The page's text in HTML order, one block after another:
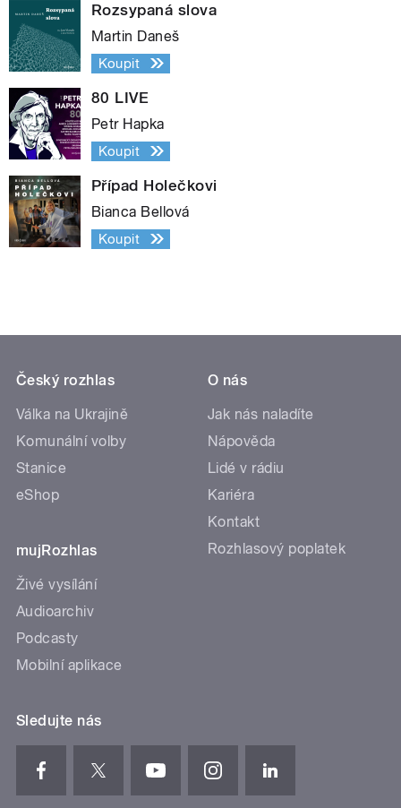
Rozsypaná slova
Martin Daneš
Koupit
80 LIVE
Petr Hapka
Koupit
Případ Holečkovi
Bianca Bellová
Koupit
Český rozhlas
Válka na Ukrajině
Komunální volby
Stanice
eShop
mujRozhlas
Živé vysílání
Audioarchiv
Podcasty
Mobilní aplikace
O nás
Jak nás naladíte
Nápověda
Lidé v rádiu
Kariéra
Kontakt
Rozhlasový poplatek
Sledujte nás